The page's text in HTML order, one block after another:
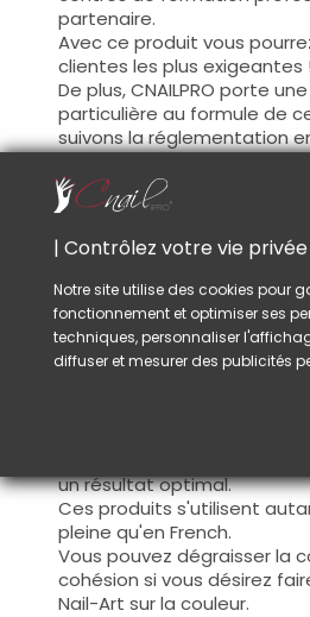
partenaire.
Avec ce produit vous
clientes les plus exigeantes !
De plus, CNAILPRO porte
particulière au formule de
suivons la réglementation
garantissons la conformité
Ceci pour garantir une
optimale.
Cette couleur s'applique
manière fine, sur la base (il
nécessaire de dégraisser la
cohésion) ou sur la
Ce produit s'applique en
fermez le bord libre à la
appliquez la deuxième
un résultat optimal.
Ces produits s'utilisent
pleine qu'en French.
Vous pouvez dégraisser la
cohésion si vous désirez
Nail-Art sur la couleur.
| Contrôlez votre vie privée
Notre site utilise des cookies pour
fonctionnement et optimiser ses
techniques, personnaliser
diffuser et mesurer des publicités